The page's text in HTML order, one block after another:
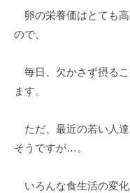
卵の栄養価はとても
ので、
毎日、欠かさず摂る
ます。
ただ、最近の若い人
そうですが…。
いろんな食生活の変化